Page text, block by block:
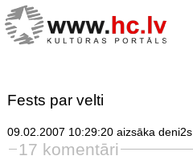
Fests par velti
09.02.2007 10:29:20 aizsāka deni2s
17 komentāri